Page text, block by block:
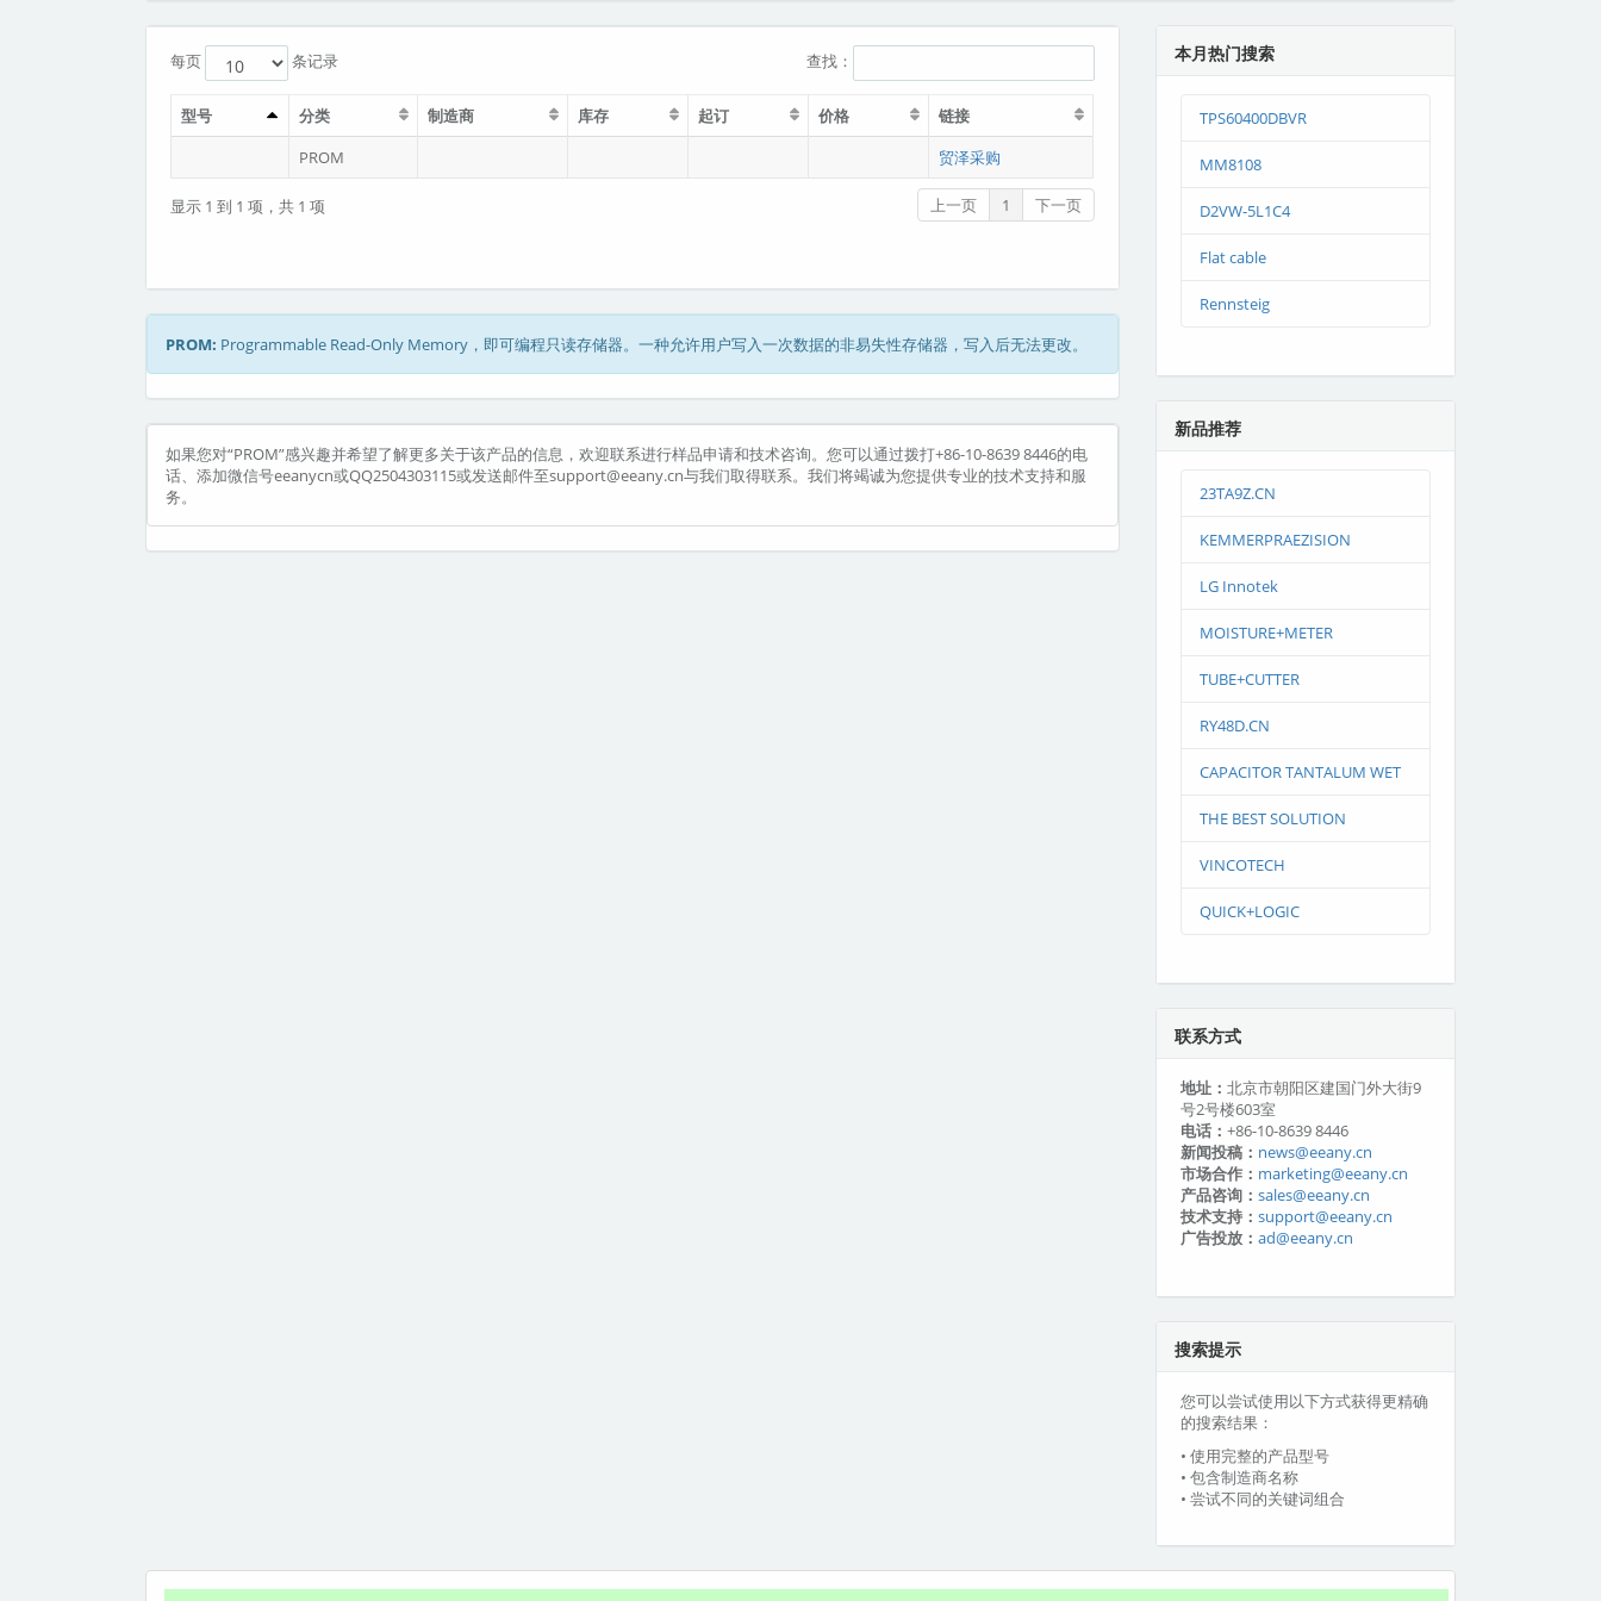
每页 条记录 查找：
型号 分类 制造商 库存 起订 价格
链接
PROM
贸泽采购
显示 1 到 1 项，共 1 项 上一页 1 下一页
PROM: Programmable Read-Only Memory，即可编程只读存储器。一种允许用户写入一次数据的非易失性存储器，写入后无法更改。
如果您对“PROM”感兴趣并希望了解更多关于该产品的信息，欢迎联系进行样品申请和技术咨询。您可以通过拨打+86-10-8639 8446的电
话、添加微信号eeanycn或QQ2504303115或发送邮件至support@eeany.cn与我们取得联系。我们将竭诚为您提供专业的技术支持和服
务。
本月热门搜索
TPS60400DBVR
MM8108
D2VW-5L1C4
Flat cable
Rennsteig
新品推荐
23TA9Z.CN
KEMMERPRAEZISION
LG Innotek
MOISTURE+METER
TUBE+CUTTER
RY48D.CN
CAPACITOR TANTALUM WET
THE BEST SOLUTION
VINCOTECH
QUICK+LOGIC
联系方式
地址： 北京市朝阳区建国门外大街9
号2号楼603室
电话： +86-10-8639 8446
新闻投稿： news@eeany.cn
市场合作： marketing@eeany.cn
产品咨询： sales@eeany.cn
技术支持： support@eeany.cn
广告投放： ad@eeany.cn
搜索提示
您可以尝试使用以下方式获得更精确
的搜索结果：
• 使用完整的产品型号
• 包含制造商名称
• 尝试不同的关键词组合